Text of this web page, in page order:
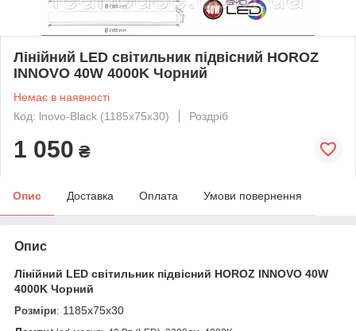
Лінійний LED світильник підвісний HOROZ
INNOVO 40W 4000K Чорний
Немає в наявності
Код: lnovo-Black (1185х75х30)
Роздріб
1 050 ₴
Опис Доставка Оплата Умови повернення
Опис
Лінійний LED світильник підвісний HOROZ INNOVO 40W
4000K Чорний
Розміри: 1185х75х30